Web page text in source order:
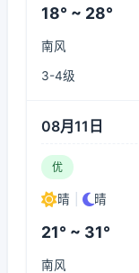
18° ~ 28°
南风
3-4级
08月11日
优
晴 晴
21° ~ 31°
南风